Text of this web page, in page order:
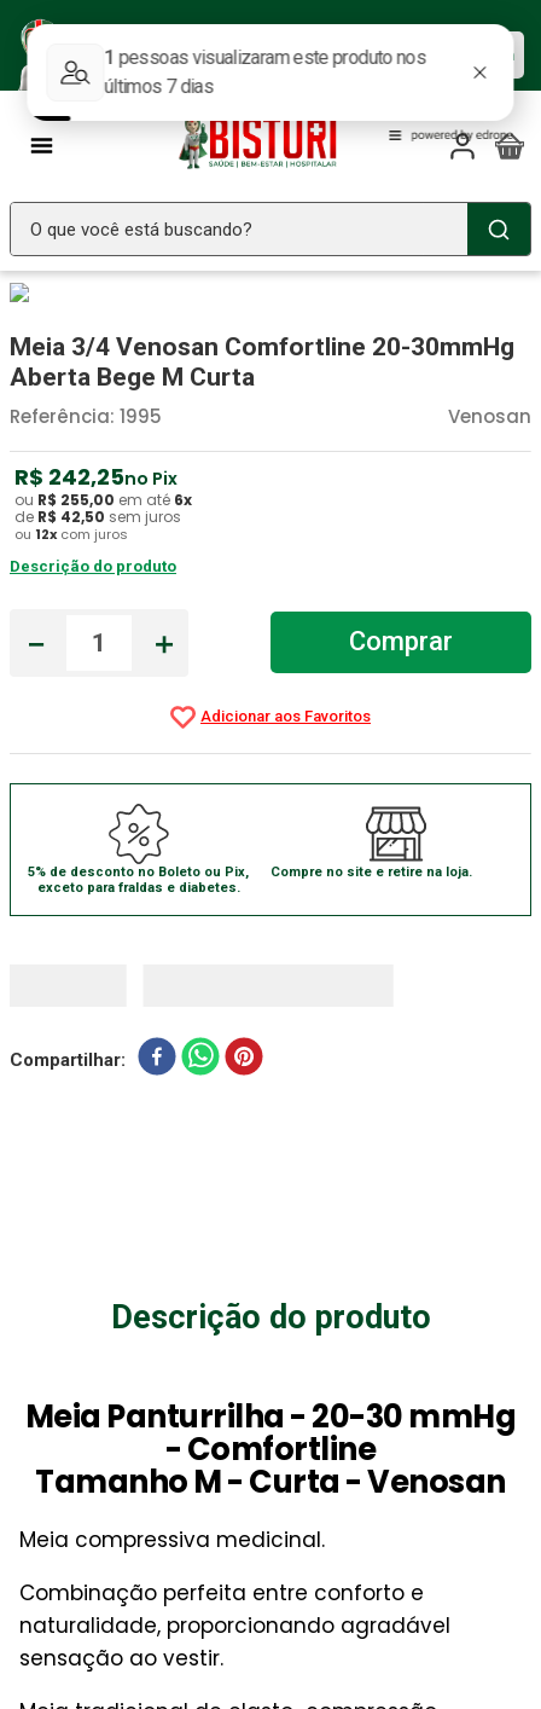
ofertas.
Baixar agora
O que você está buscando?
Meia 3/4 Venosan Comfortline 20-30mmHg
Aberta Bege M Curta
Venosan
Referência: 1995
R$ 242,25no Pix
ou R$ 255,00 em até 6x
de R$ 42,50 sem juros
ou 12x com juros
Descrição do produto
＋
－ Comprar
5% de desconto no Boleto ou Pix,
exceto para fraldas e diabetes.
Compre no site e retire na loja.
Compartilhar
Descrição do produto
Meia Panturrilha - 20-30 mmHg
- Comfortline
Tamanho M - Curta - Venosan
Meia compressiva medicinal.
Combinação perfeita entre conforto e
naturalidade, proporcionando agradável
sensação ao vestir.
2º Fralda Geriatrica
3º Luva Latex
4º Estetoscopio Littmann
5 º Aparelho Pressão
6º Littmann
7º Absorvente Geriatrico